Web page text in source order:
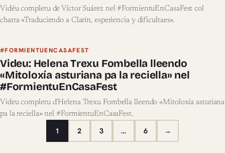
Vidéu completu de Víctor Suárez nel #FormientuEnCasaFest col
charra «Traduciendo a Clarín, esperiencia y dificultaes».
#FORMIENTUENCASAFEST
Videu: Helena Trexu Fombella lleendo
«Mitoloxía asturiana pa la reciella» nel
#FormientuEnCasaFest
Videu completu d’Helena Trexu Fombella lleendo «Mitoloxía asturiana
pa la reciella» nel #FormientuEnCasaFest.
1 2 3 … 6 →